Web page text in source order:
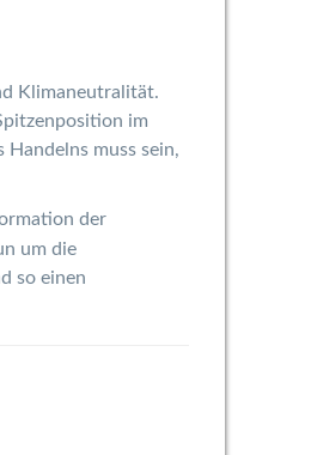
Klimaneutralität.
im
muss sein,
der
um die
so einen